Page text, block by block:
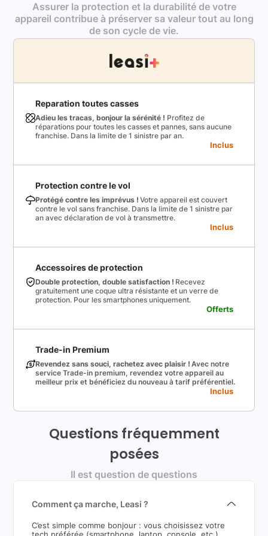
Assurer la protection et la durabilité de votre
appareil contribue à préserver sa valeur tout au long
de son cycle de vie.
Reparation toutes casses
Adieu les tracas, bonjour la sérénité ! Profitez de
réparations pour toutes les casses et pannes, sans aucune
franchise. Dans la limite de 1 sinistre par an.
Inclus
Protection contre le vol
Protégé contre les imprévus ! Votre appareil est couvert
contre le vol sans franchise. Dans la limite de 1 sinistre par
an avec déclaration de vol à transmettre.
Inclus
Accessoires de protection
Double protection, double satisfaction ! Recevez
gratuitement une coque ultra résistante et un verre de
protection. Pour les smartphones uniquement.
Offerts
Trade-in Premium
Revendez sans souci, rachetez avec plaisir ! Avec notre
service Trade-in premium, revendez votre appareil au
meilleur prix et bénéficiez du nouveau à tarif préférentiel.
Inclus
Questions fréquemment
posées
Il est question de questions
Comment ça marche, Leasi ?
C’est simple comme bonjour : vous choisissez votre